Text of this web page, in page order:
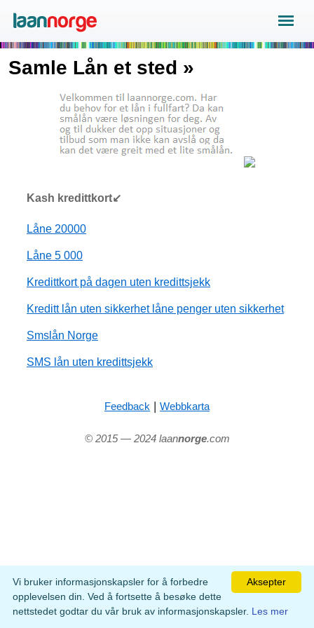
Samle Lån et sted »
Kash kredittkort↙
Låne 20000
Låne 5 000
Kredittkort på dagen uten kredittsjekk
Kreditt lån uten sikkerhet låne penger uten sikkerhet
Smslån Norge
SMS lån uten kredittsjekk
Feedback | Webbkarta
© 2015 — 2024 laannorge.com
Aksepter
Vi bruker informasjonskapsler for å forbedre
opplevelsen din. Ved å fortsette å besøke dette
nettstedet godtar du vår bruk av informasjonskapsler. Les mer